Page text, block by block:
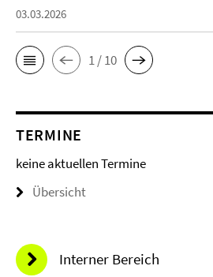
03.03.2026
1 / 10
TERMINE
keine aktuellen Termine
Übersicht
Interner Bereich